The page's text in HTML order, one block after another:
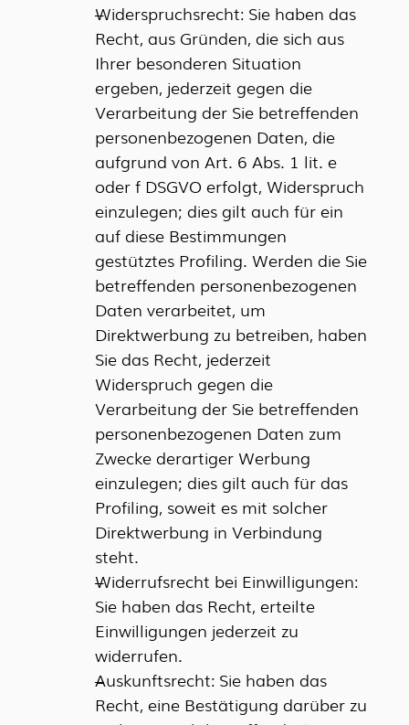
Widerspruchsrecht: Sie haben das
Recht, aus Gründen, die sich aus
Ihrer besonderen Situation
ergeben, jederzeit gegen die
Verarbeitung der Sie betreffenden
personenbezogenen Daten, die
aufgrund von Art. 6 Abs. 1 lit. e
oder f DSGVO erfolgt, Widerspruch
einzulegen; dies gilt auch für ein
auf diese Bestimmungen
gestütztes Profiling. Werden die Sie
betreffenden personenbezogenen
Daten verarbeitet, um
Direktwerbung zu betreiben, haben
Sie das Recht, jederzeit
Widerspruch gegen die
Verarbeitung der Sie betreffenden
personenbezogenen Daten zum
Zwecke derartiger Werbung
einzulegen; dies gilt auch für das
Profiling, soweit es mit solcher
Direktwerbung in Verbindung
steht.
Widerrufsrecht bei Einwilligungen:
Sie haben das Recht, erteilte
Einwilligungen jederzeit zu
widerrufen.
Auskunftsrecht: Sie haben das
Recht, eine Bestätigung darüber zu